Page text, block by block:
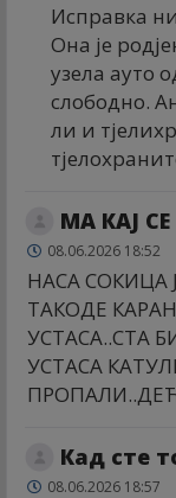
Исправка
Она је
узела ауто
слободно.
ли и
МА КАЈ
08.06.2026 18:52
НАСА СОКИЦА
ТАКОДЕ
УСТАСА..СТА
УСТАСА
Кад сте
08.06.2026 18:57